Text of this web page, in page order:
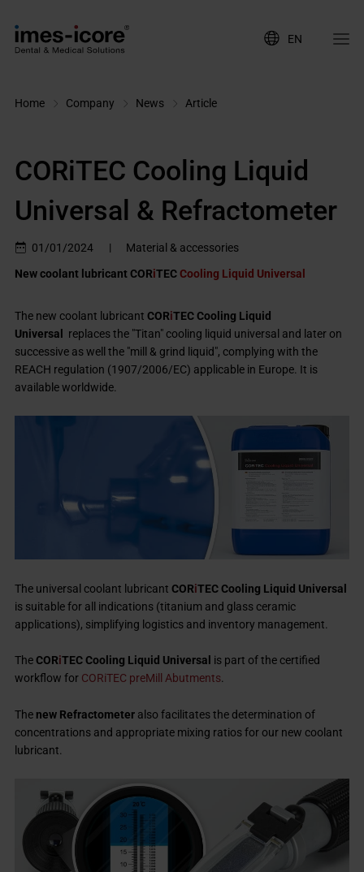
EN
Home Company News Article
CORiTEC Cooling Liquid
Universal & Refractometer
01/01/2024 |
Material & accessories
New coolant lubricantCORiTECCooling Liquid Universal
The new coolant lubricantCORiTEC Cooling Liquid
Universal
replaces the "Titan" cooling liquid universal and later on
successive as well the "mill & grind liquid", complying with the
REACH regulation (1907/2006/EC) applicable in Europe. It is
available worldwide.
The universal coolant lubricantCORiTEC Cooling Liquid Universal
is suitable for all indications (titanium and glass ceramic
applications), simplifying logistics and inventory management.
TheCORiTEC Cooling Liquid Universal is part of the certified
workflow for CORiTEC preMill Abutments
The new Refractometer also facilitates the determination of
concentrations and appropriate mixing ratios for our new coolant
lubricant.